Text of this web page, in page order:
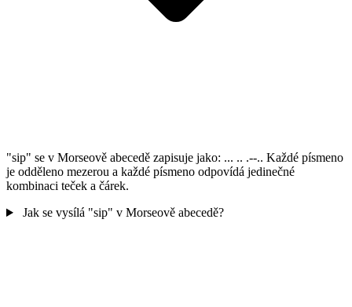
"sip" se v Morseově abecedě zapisuje jako: ... .. .--.. Každé písmeno
je odděleno mezerou a každé písmeno odpovídá jedinečné
kombinaci teček a čárek.
Jak se vysílá "sip" v Morseově abecedě?